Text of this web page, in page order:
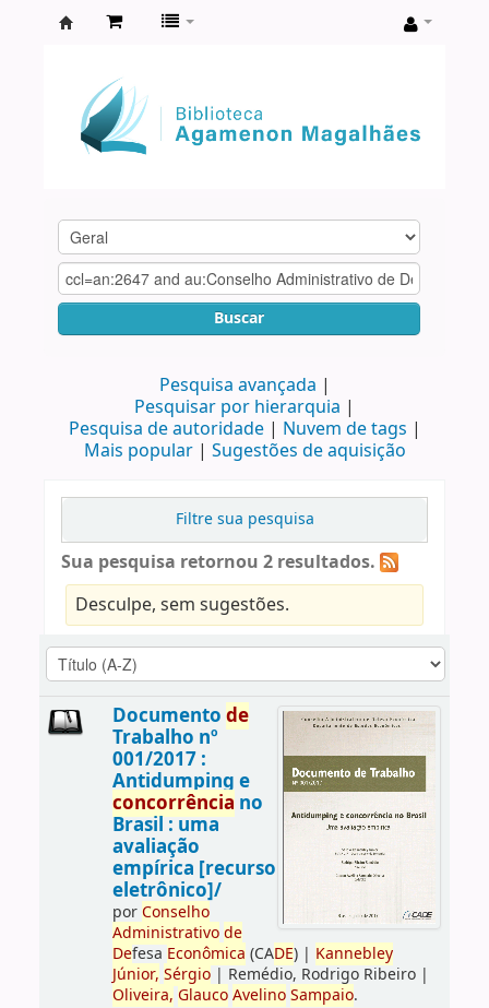
Agamenon
Magalhães
Buscar
Pesquisa avançada
Pesquisar por hierarquia
Pesquisa de autoridade
Nuvem de tags
Mais popular
Sugestões de aquisição
Filtre sua pesquisa
Sua pesquisa retornou 2 resultados.
Desculpe, sem sugestões.
Documento de
Trabalho nº
001/2017 :
Antidumping e
concorrência no
Brasil : uma
avaliação
empírica [recurso
eletrônico]/
porConselho
Administrativo de
Defesa Econômica (CADE)| Kannebley
Júnior, Sérgio| Remédio, Rodrigo Ribeiro|
Oliveira, Glauco Avelino Sampaio.